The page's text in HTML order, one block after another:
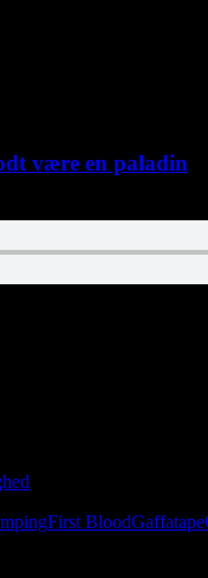
være en paladin
First BloodGaffatape